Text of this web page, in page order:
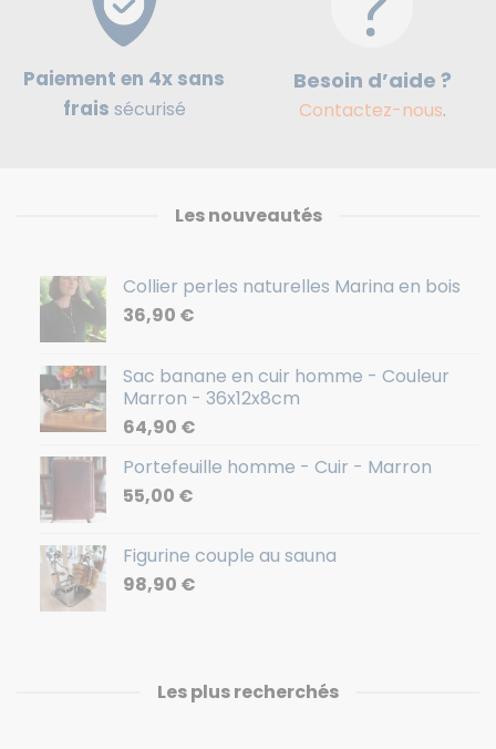
Paiement en 4x sans
frais sécurisé
Besoin d’aide ?
Contactez-nous.
Les nouveautés
Collier perles naturelles Marina en bois
36,90 €
Sac banane en cuir homme - Couleur
Marron - 36x12x8cm
64,90 €
Portefeuille homme - Cuir - Marron
55,00 €
Figurine couple au sauna
98,90 €
Les plus recherchés